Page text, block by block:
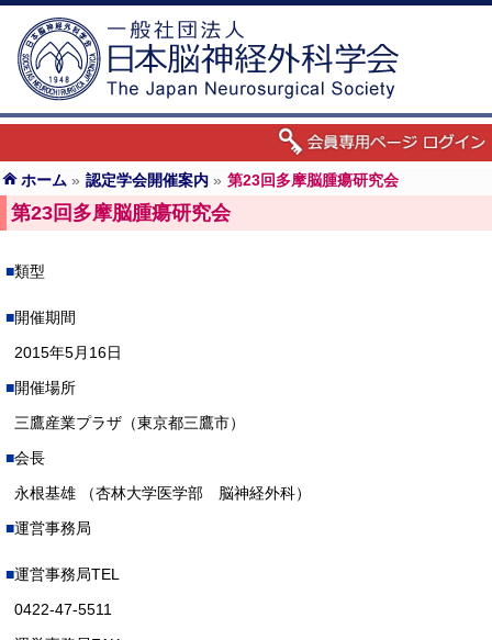
ホーム » 認定学会開催案内 » 第23回多摩脳腫瘍研究会
第23回多摩脳腫瘍研究会
類型
開催期間
2015年5月16日
開催場所
三鷹産業プラザ（東京都三鷹市）
会長
永根基雄 （杏林大学医学部 脳神経外科）
運営事務局
運営事務局TEL
0422-47-5511